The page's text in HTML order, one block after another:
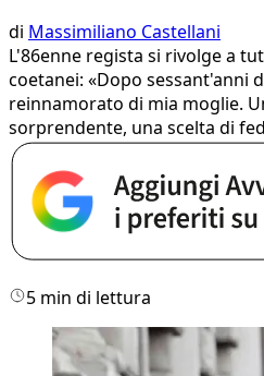
di Massimiliano Castellani
L'86enne regista si rivolge a
coetanei: «Dopo sessant'anni
reinnamorato di mia moglie.
sorprendente, una scelta di
5 min di lettura